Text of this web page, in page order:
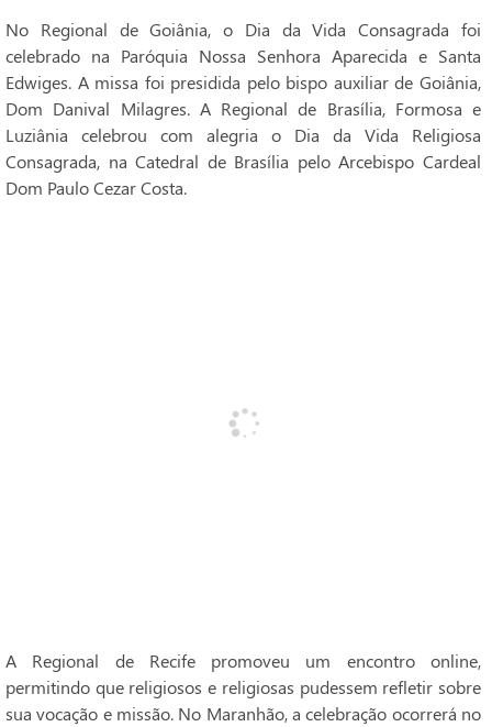
No Regional de Goiânia, o Dia da Vida Consagrada foi
celebrado na Paróquia Nossa Senhora Aparecida e Santa
Edwiges. A missa foi presidida pelo bispo auxiliar de Goiânia,
Dom Danival Milagres. A Regional de Brasília, Formosa e
Luziânia celebrou com alegria o Dia da Vida Religiosa
Consagrada, na Catedral de Brasília pelo Arcebispo Cardeal
Dom Paulo Cezar Costa.
A Regional de Recife promoveu um encontro online,
permitindo que religiosos e religiosas pudessem refletir sobre
sua vocação e missão. No Maranhão, a celebração ocorrerá no